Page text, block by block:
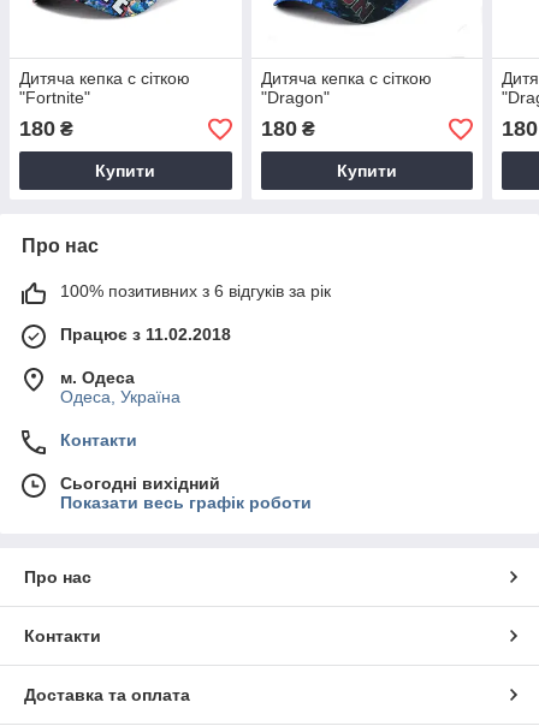
Дитяча кепка c сіткою
"Fortnite"
180 ₴
Купити
Дитяча кепка c сіткою
"Dragon"
180₴
Купити
180
Про нас
100% позитивних з 6 відгуків за рік
Працює з 11.02.2018
м. Одеса
Одеса, Україна
Контакти
Сьогодні вихідний
Показати весь графік роботи
Про нас
Контакти
Доставка та оплата